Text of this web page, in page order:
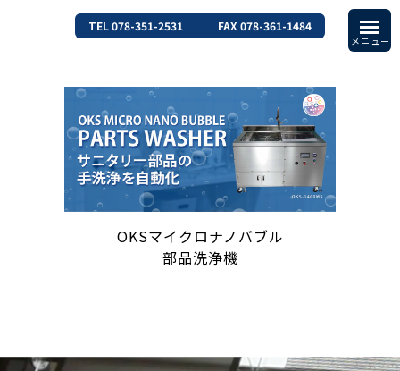
TEL 078-351-2531 FAX 078-361-1484
OKSマイクロナノバブル
部品洗浄機